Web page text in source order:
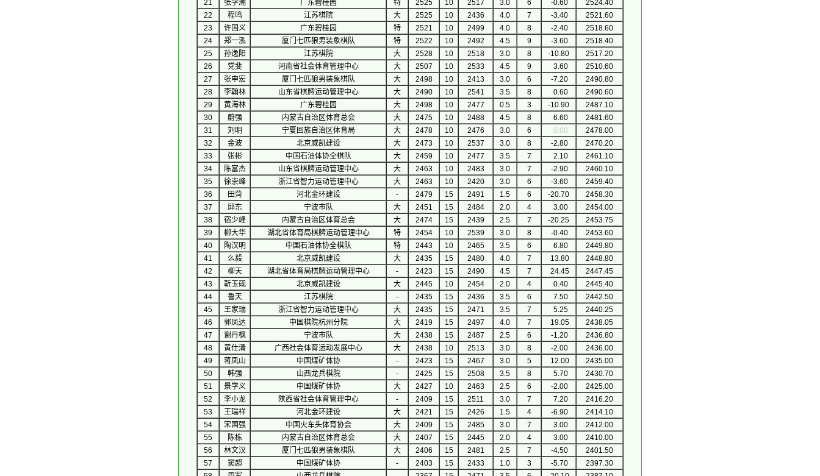
21
张学潮 广东碧桂园 特 2525 10 2517 3.0 6 -0.60
2524.40
22
程鸣 江苏棋院 大 2525 10 2436 4.0 7 -3.40
2521.60
23
许国义 广东碧桂园 特 2521 10 2499 4.0 8 -2.40
2518.60
24
郑一泓 厦门七匹狼男装象棋队 特 2522 10 2492 4.5 9 -3.60
2518.40
25
孙逸阳 江苏棋院 大 2528 10 2518 3.0 8 -10.80
2517.20
26
党斐 河南省社会体育管理中心 大 2507 10 2533 4.5 9 3.60
2510.60
27
张申宏 厦门七匹狼男装象棋队 大 2498 10 2413 3.0 6 -7.20
2490.80
28
李翰林 山东省棋牌运动管理中心 大 2490 10 2541 3.5 8 0.60
2490.60
29
黄海林 广东碧桂园 大 2498 10 2477 0.5 3 -10.90
2487.10
30
蔚强 内蒙古自治区体育总会 大 2475 10 2488 4.5 8 6.60
2481.60
31
刘明 宁夏回族自治区体育局 大 2478 10 2476 3.0 6 0.00
2478.00
32
金波 北京威凯建设 大 2473 10 2537 3.0 8 -2.80
2470.20
33
张彬 中国石油体协全棋队 大 2459 10 2477 3.5 7 2.10
2461.10
34
陈富杰 山东省棋牌运动管理中心 大 2463 10 2483 3.0 7 -2.90
2460.10
35
徐崇峰 浙江省智力运动管理中心 大 2463 10 2420 3.0 6 -3.60
2459.40
36
田菏 河北金环建设 - 2479 15 2491 1.5 6 -20.70
2458.30
37
邱东 宁波市队 大 2451 15 2484 2.0 4 3.00
2454.00
38
宿少峰 内蒙古自治区体育总会 大 2474 15 2439 2.5 7 -20.25
2453.75
39
柳大华 湖北省体育局棋牌运动管理中心 特 2454 10 2539 3.0 8 -0.40
2453.60
40
陶汉明 中国石油体协全棋队 特 2443 10 2465 3.5 6 6.80
2449.80
41
么毅 北京威凯建设 大 2435 15 2480 4.0 7 13.80
2448.80
42
柳天 湖北省体育局棋牌运动管理中心 - 2423 15 2490 4.5 7 24.45
2447.45
43
靳玉砚 北京威凯建设 大 2445 10 2454 2.0 4 0.40
2445.40
44
鲁天 江苏棋院 - 2435 15 2436 3.5 6 7.50
2442.50
45
王家瑞 浙江省智力运动管理中心 大 2435 15 2471 3.5 7 5.25
2440.25
46
郭凤达 中国棋院杭州分院 大 2419 15 2497 4.0 7 19.05
2438.05
47
谢丹枫 宁波市队 大 2438 15 2487 2.5 6 -1.20
2436.80
48
黄仕清 广西社会体育运动发展中心 大 2438 10 2513 3.0 8 -2.00
2436.00
49
蒋凤山 中国煤矿体协 - 2423 15 2467 3.0 5 12.00
2435.00
50
韩强 山西龙兵棋院 - 2425 15 2508 3.5 8 5.70
2430.70
51
景学义 中国煤矿体协 大 2427 10 2463 2.5 6 -2.00
2425.00
52
李小龙 陕西省社会体育管理中心 - 2409 15 2511 3.0 7 7.20
2416.20
53
王瑞祥 河北金环建设 大 2421 15 2426 1.5 4 -6.90
2414.10
54
宋国强 中国火车头体育协会 大 2409 15 2485 3.0 7 3.00
2412.00
55
陈栋 内蒙古自治区体育总会 大 2407 15 2445 2.0 4 3.00
2410.00
56
林文汉 厦门七匹狼男装象棋队 大 2406 15 2481 2.5 7 -4.50
2401.50
57
窦超 中国煤矿体协 - 2403 15 2433 1.0 3 -5.70
2397.30